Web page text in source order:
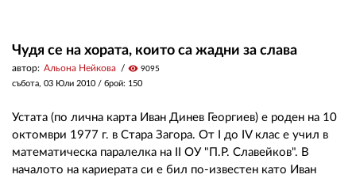
Чудя се на хората, които са жадни за слава
автор: Альона Нейкова visibility 9095
събота, 03 Юли 2010 / брой: 150
Устата (по лична карта Иван Динев Георгиев) е роден на 10
октомври 1977 г. в Стара Загора. От I до IV клас е учил в
математическа паралелка на II ОУ "П.Р. Славейков". В
началото на кариерата си е бил по-известен като Иван